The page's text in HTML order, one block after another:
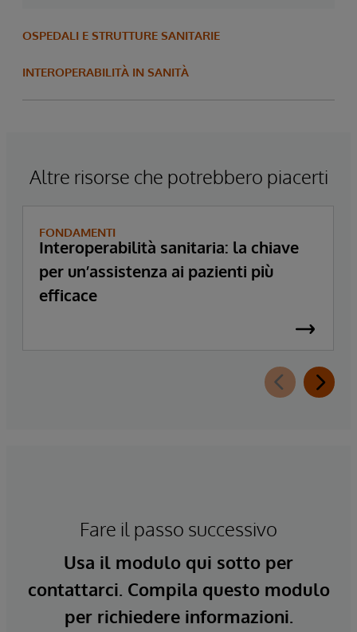
OSPEDALI E STRUTTURE SANITARIE
INTEROPERABILITÀ IN SANITÀ
Altre risorse che potrebbero piacerti
FONDAMENTI
Interoperabilità sanitaria: la chiave
per un’assistenza ai pazienti più
efficace
Fare il passo successivo
Usa il modulo qui sotto per
contattarci. Compila questo modulo
per richiedere informazioni.